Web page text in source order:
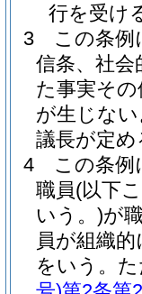
行を受け
3
この条例
信条、社会
た事実そ
が生じな
議長が定
4
この条例
職員(以下
いう。)が
員が組織
をいう。